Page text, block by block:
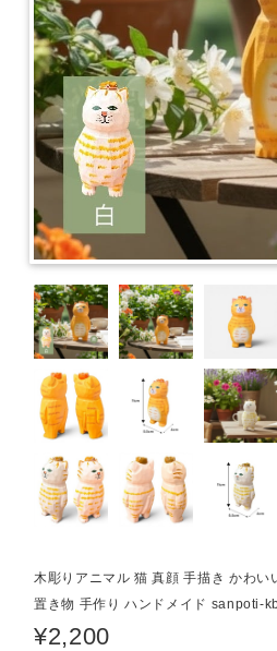
木彫りアニマル 猫 真顔 手描き かわい
置き物 手作り ハンドメイド sanpoti-
¥2,200